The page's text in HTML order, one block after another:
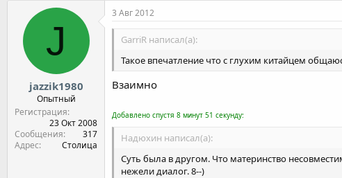
J
jazzik1980
Опытный
Регистрация
23 Окт 2008
Сообщения
317
Адрес
Столица
3 Авг 2012
GarriR написал(а):
Такое впечатление что с глухим китайцем
Взаимно
Добавлено спустя 8 минут 51 секунду:
Надюхин написал(а):
Суть была в другом. Что материнство
нежели диалог. 8--)